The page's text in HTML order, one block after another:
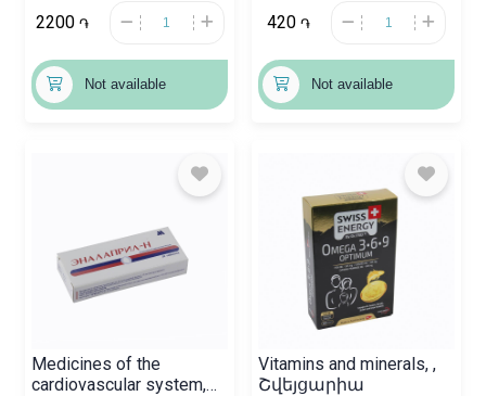
2200 ֏
Not available
420 ֏
Not available
Medicines of the
cardiovascular system,
Vitamins and minerals, ,
Շվեյցարիա